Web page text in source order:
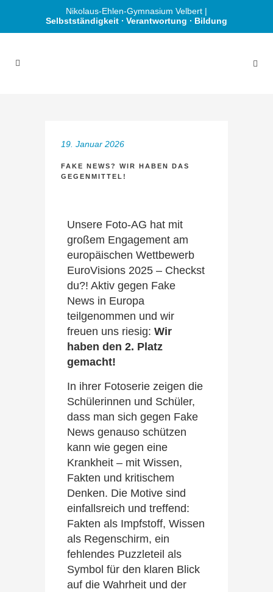
Nikolaus-Ehlen-Gymnasium Velbert |
Selbstständigkeit ∙ Verantwortung ∙ Bildung
19. Januar 2026
FAKE NEWS? WIR HABEN DAS
GEGENMITTEL!
Unsere Foto-AG hat mit
großem Engagement am
europäischen Wettbewerb
EuroVisions 2025 – Checkst
du?! Aktiv gegen Fake
News in Europa
teilgenommen und wir
freuen uns riesig: Wir
haben den 2. Platz
gemacht!
In ihrer Fotoserie zeigen die
Schülerinnen und Schüler,
dass man sich gegen Fake
News genauso schützen
kann wie gegen eine
Krankheit – mit Wissen,
Fakten und kritischem
Denken. Die Motive sind
einfallsreich und treffend:
Fakten als Impfstoff, Wissen
als Regenschirm, ein
fehlendes Puzzleteil als
Symbol für den klaren Blick
auf die Wahrheit und der